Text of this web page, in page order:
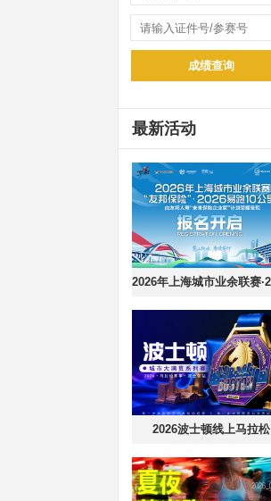
成绩查询
最新活动
2026波士顿线上马拉松